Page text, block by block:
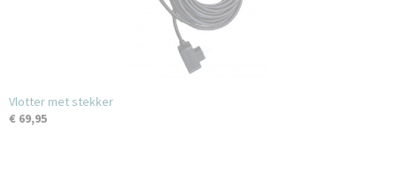
Vlotter met stekker
€ 69,95